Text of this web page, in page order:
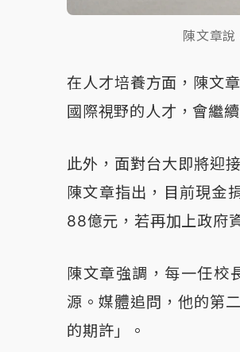
陳文章
在人才培養方面，陳文
國際視野的人才，會繼
此外，面對台大即將迎
陳文章指出，目前現金
88億元，若再加上政府
陳文章強調，每一任校
源。媒體追問，他的第
的期許」。